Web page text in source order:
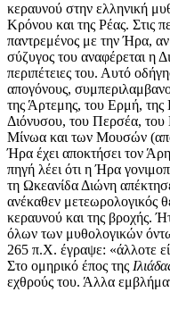
κεραυνού στην ελληνική
Κρόνου και της Ρέας. Στις
παντρεμένος με την Ήρα,
σύζυγος του αναφέρεται η
περιπέτειες του. Αυτό
απογόνους,
της Άρτεμης, του Ερμή,
Διόνυσου, του Περσέα,
Μίνωα και των Μουσών
Ήρα έχει αποκτήσει τον
πηγή λέει ότι η Ήρα
τη Ωκεανίδα Διώνη
ανέκαθεν μετεωρολογικός
κεραυνού και της βροχής.
όλων των μυθολογικών
265 π.Χ. έγραψε: «άλλοτε
Στο ομηρικό έπος της
εχθρούς του. Άλλα